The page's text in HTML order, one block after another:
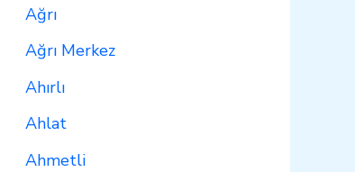
Ağrı
Ağrı Merkez
Ahırlı
Ahlat
Ahmetli